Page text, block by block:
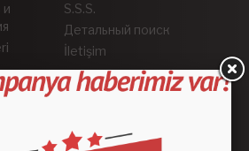
и
S.S.S.
Детальный поиск
İletişim
Сети